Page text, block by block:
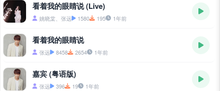
看着我的眼睛说 (Live)
姚晓棠、张远 1580 195 1年前
看着我的眼睛说
张远 8458 2654 1年前
嘉宾 (粤语版)
张远 396 19 1年前